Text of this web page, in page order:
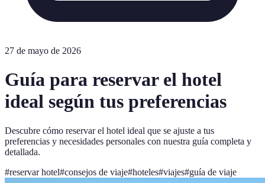
27 de mayo de 2026
Guía para reservar el hotel
ideal según tus preferencias
Descubre cómo reservar el hotel ideal que se ajuste a tus
preferencias y necesidades personales con nuestra guía completa y
detallada.
#reservar hotel#consejos de viaje#hoteles#viajes#guía de viaje